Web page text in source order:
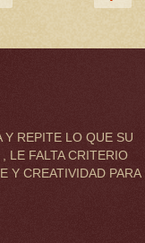
Y REPITE LO QUE SU
LE FALTA CRITERIO
Y CREATIVIDAD PARA